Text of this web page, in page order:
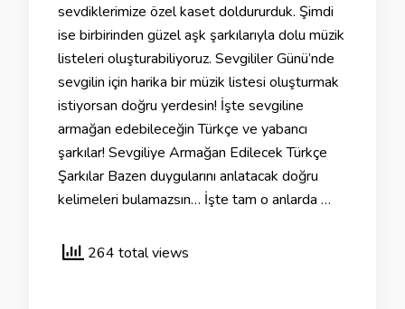
sevdiklerimize özel kaset doldururduk. Şimdi
ise birbirinden güzel aşk şarkılarıyla dolu müzik
listeleri oluşturabiliyoruz. Sevgililer Günü’nde
sevgilin için harika bir müzik listesi oluşturmak
istiyorsan doğru yerdesin! İşte sevgiline
armağan edebileceğin Türkçe ve yabancı
şarkılar! Sevgiliye Armağan Edilecek Türkçe
Şarkılar Bazen duygularını anlatacak doğru
kelimeleri bulamazsın… İşte tam o anlarda …
264 total views